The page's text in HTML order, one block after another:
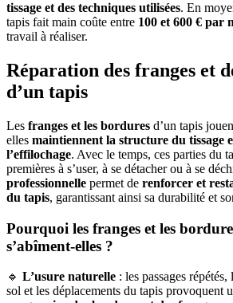
tissage et des techniques utilisées. En
tapis fait main coûte entre 100 et 600 € par
travail à réaliser.
Réparation des franges et
d’un tapis
Les franges et les bordures d’un tapis
elles maintiennent la structure du tissage
l’effilochage. Avec le temps, ces parties du
premières à s’user, à se détacher ou à se
professionnelle permet de renforcer et
du tapis, garantissant ainsi sa durabilité et
Pourquoi les franges et les
s’abîment-elles ?
🔹 L’usure naturelle : les passages
sol et les déplacements du tapis provoquent